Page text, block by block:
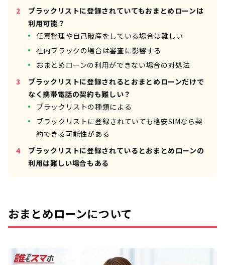
ブラックリストに登録されていてもおまとめローンは
利用可能？
任意整理や自己破産をしている場合は難しい
社内ブラックの場合は審査に影響する
おまとめローンの利用ができない場合の対処法
ブラックリストに登録されるとおまとめローンだけで
なく携帯電話の契約も難しい？
ブラックリストの種類による
ブラックリストに登録されていても格安SIMなら契
約できる可能性がある
ブラックリストに登録されているとおまとめローンの
利用は難しい場合もある
おまとめローンについて